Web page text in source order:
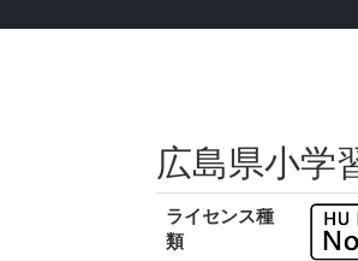
広島県小学
ライセンス種
類